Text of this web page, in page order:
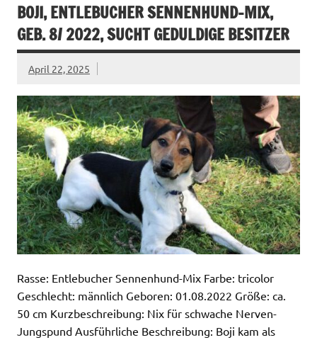
BOJI, ENTLEBUCHER SENNENHUND-MIX,
GEB. 8/ 2022, SUCHT GEDULDIGE BESITZER
April 22, 2025
Rasse: Entlebucher Sennenhund-Mix Farbe: tricolor
Geschlecht: männlich Geboren: 01.08.2022 Größe: ca.
50 cm Kurzbeschreibung: Nix für schwache Nerven-
Jungspund Ausführliche Beschreibung: Boji kam als